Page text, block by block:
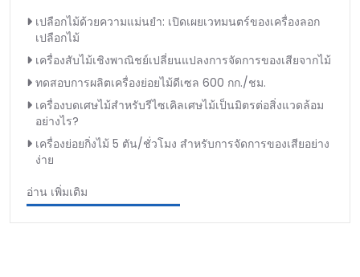
เปลือกไม้ด้วยความแม่นยำ: เปิดเผยเวทมนตร์ของเครื่องลอก
เปลือกไม้
เครื่องสับไม้เชิงพาณิชย์เปลี่ยนแปลงการจัดการของเสียจากไม้
ทดสอบการผลิตเครื่องย่อยไม้ดีเซล 600 กก./ชม.
เครื่องบดเศษไม้สำหรับรีไซเคิลเศษไม้เป็นมิตรต่อสิ่งแวดล้อม
อย่างไร?
เครื่องย่อยกิ่งไม้ 5 ตัน/ชั่วโมง สำหรับการจัดการของเสียอย่าง
ง่าย
อ่าน เพิ่มเติม